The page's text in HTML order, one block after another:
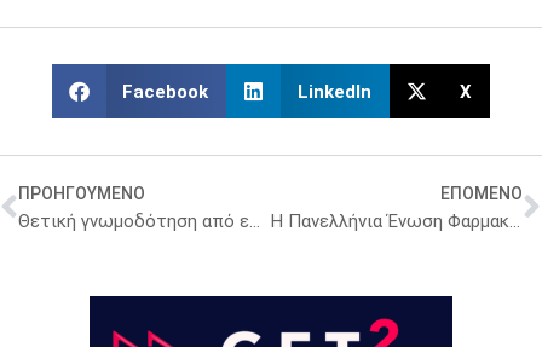
Facebook LinkedIn X
ΠΡΟΗΓΟΥΜΕΝΟ
Θετική γνωμοδότηση από επιτροπή του EMA για νέο φάρμακο κατά της πνευμονικής υπέρτασης
ΕΠΟΜΕΝΟ
Η Πανελλήνια Ένωση Φαρμακοβιομηχανίας αποχαιρετά τον Σταύρο Δέμο